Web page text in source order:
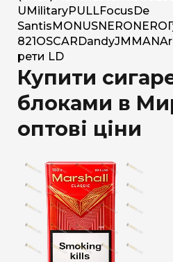
U MilitaryPULLFocus De
Santis MONUSNERO NERO
821 OSCAR DandyJM MAN
рети LD
Купити
блоками в
оптові ціни